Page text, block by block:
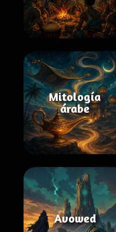
Mitología
árabe
Avowed